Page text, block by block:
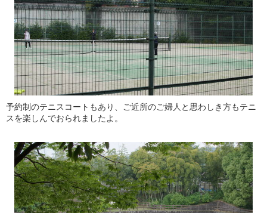
予約制のテニスコートもあり、ご近所のご婦人と思わしき方もテニ
スを楽しんでおられましたよ。